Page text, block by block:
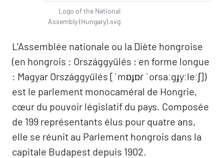
Logo of the National
Assembly (Hungary).svg
L'Assemblée nationale ou la Diète hongroise
(en hongrois : Országgyűlés ; en forme longue
: Magyar Országgyűlés [ˈmɒɟɒɾ ˈoɾsaːgɟyːleːʃ])
est le parlement monocaméral de Hongrie,
cœur du pouvoir législatif du pays. Composée
de 199 représentants élus pour quatre ans,
elle se réunit au Parlement hongrois dans la
capitale Budapest depuis 1902.